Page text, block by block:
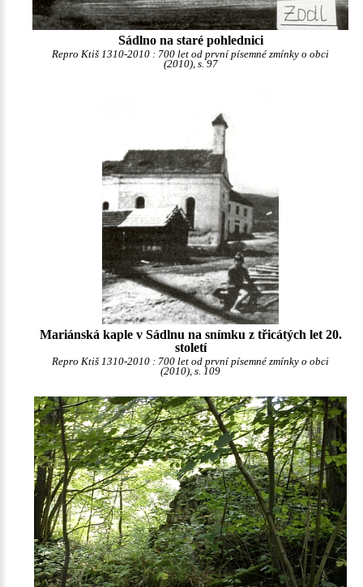
Sádlno na staré pohlednici
Repro Ktiš 1310-2010 : 700 let od první písemné zmínky o obci
(2010), s. 97
Mariánská kaple v Sádlnu na snímku z třicátých let 20.
století
Repro Ktiš 1310-2010 : 700 let od první písemné zmínky o obci
(2010), s. 109